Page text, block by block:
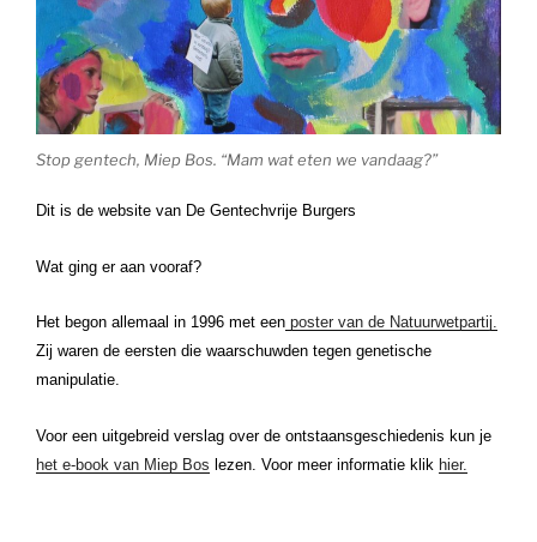
Stop gentech, Miep Bos. “Mam wat eten we vandaag?”
Dit is de website van De Gentechvrije Burgers
Wat ging er aan vooraf?
Het begon allemaal in 1996 met een poster van de Natuurwetpartij.
Zij waren de eersten die waarschuwden tegen genetische
manipulatie.
Voor een uitgebreid verslag over de ontstaansgeschiedenis kun je
het e-book van Miep Bos lezen. Voor meer informatie klik hier.